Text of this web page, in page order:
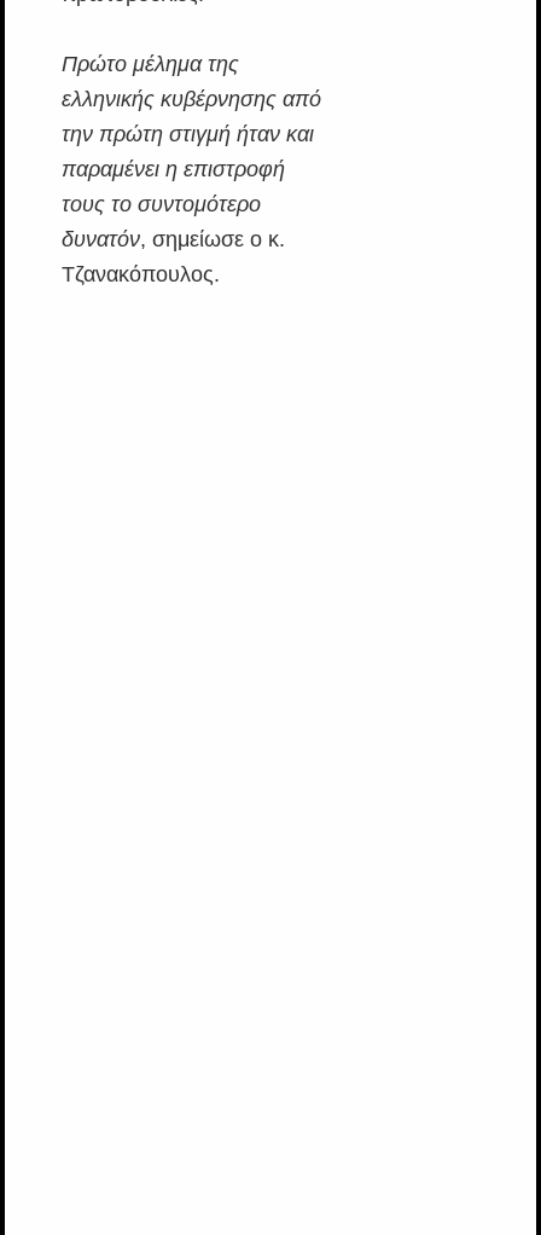
Πρώτο μέλημα της
ελληνικής κυβέρνησης από
την πρώτη στιγμή ήταν και
παραμένει η επιστροφή
τους το συντομότερο
δυνατόν, σημείωσε ο κ.
Τζανακόπουλος.